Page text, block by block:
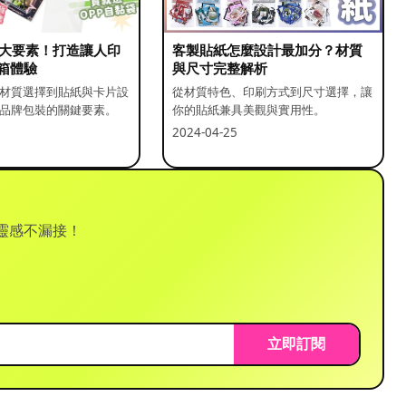
要素！打造讓人印
體驗
質選擇到貼紙與卡片設
牌包裝的關鍵要素。
客製貼紙怎麼設計最加分？材質
與尺寸完整解析
從材質特色、印刷方式到尺寸選擇，讓
你的貼紙兼具美觀與實用性。
2024-04-25
不漏接！
立即訂閱